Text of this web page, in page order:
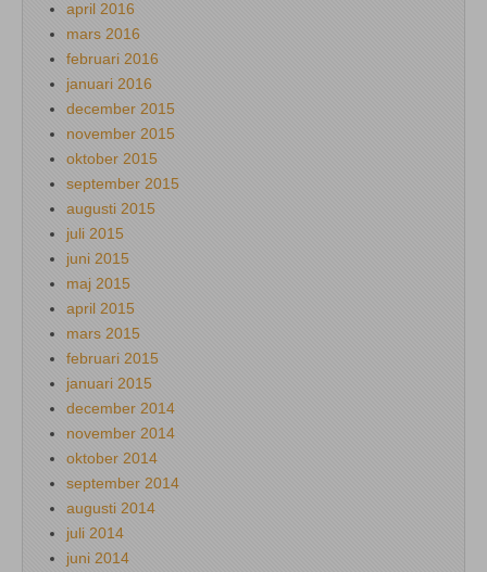
april 2016
mars 2016
februari 2016
januari 2016
december 2015
november 2015
oktober 2015
september 2015
augusti 2015
juli 2015
juni 2015
maj 2015
april 2015
mars 2015
februari 2015
januari 2015
december 2014
november 2014
oktober 2014
september 2014
augusti 2014
juli 2014
juni 2014